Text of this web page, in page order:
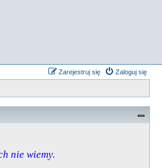
Zaloguj się
Zarejestruj się
nie wiemy.